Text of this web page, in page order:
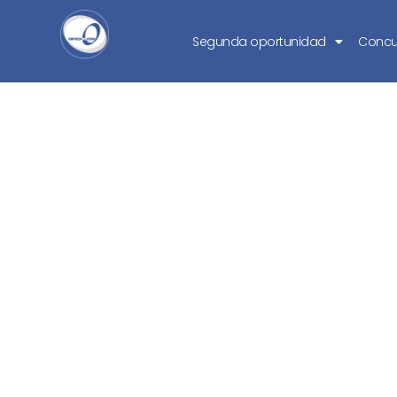
Segunda oportunidad